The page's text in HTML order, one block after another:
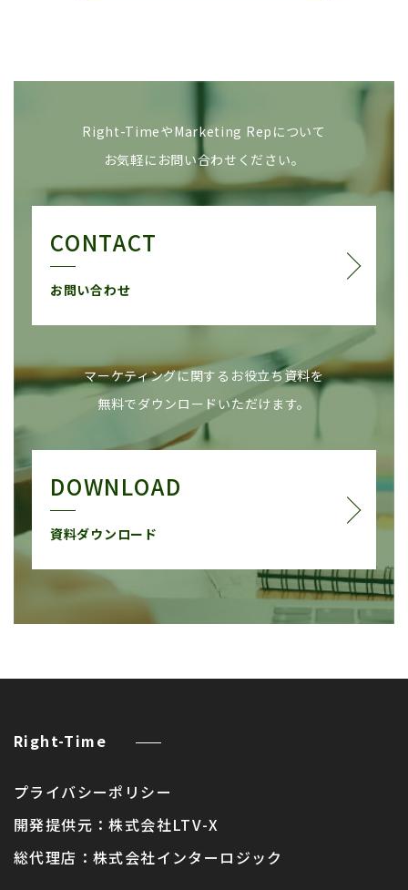
Right-TimeやMarketing Repについて
お気軽にお問い合わせください。
CONTACT
お問い合わせ
マーケティングに関するお役立ち資料を
無料でダウンロードいただけます。
DOWNLOAD
資料ダウンロード
Right-Time
プライバシーポリシー
開発提供元：株式会社LTV-X
総代理店： 株式会社インターロジック